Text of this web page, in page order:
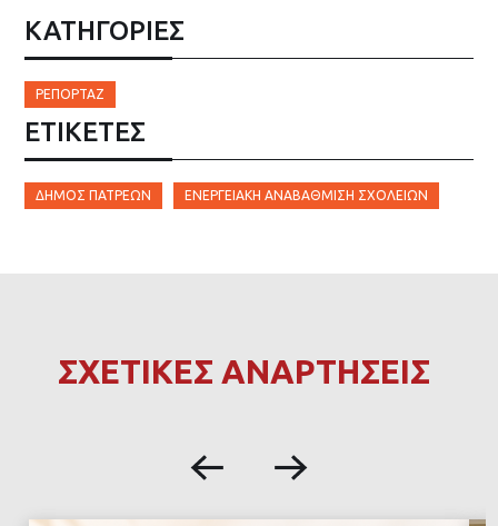
ΚΑΤΗΓΟΡΙΕΣ
ΡΕΠΟΡΤΆΖ
ΕΤΙΚΈΤΕΣ
ΔΉΜΟΣ ΠΑΤΡΈΩΝ ΕΝΕΡΓΕΙΑΚΉ ΑΝΑΒΆΘΜΙΣΗ ΣΧΟΛΕΊΩΝ
ΣΧΕΤΙΚΕΣ ΑΝΑΡΤΗΣΕΙΣ